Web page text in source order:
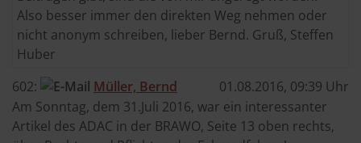
Also besser immer den direkten Weg nehmen oder
nicht anonym schreiben, lieber Bernd. Gruß, Steffen
Huber
602:
Müller, Bernd
01.08.2016, 09:39 Uhr
Am Sonntag, dem 31.Juli 2016, war ein interessanter
Artikel des ADAC in der BRAWO, Seite 13 oben rechts,